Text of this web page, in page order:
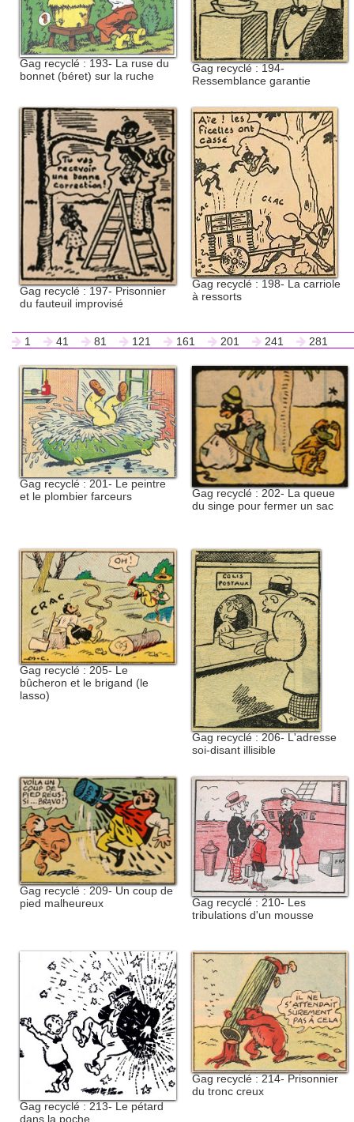
Gag recyclé : 193- La ruse du
bonnet (béret) sur la ruche
Gag recyclé : 194-
Ressemblance garantie
Gag recyclé : 197- Prisonnier
du fauteuil improvisé
Gag recyclé : 198- La carriole
à ressorts
1 41 81 121 161 201 241 281
Gag recyclé : 201- Le peintre
et le plombier farceurs
Gag recyclé : 202- La queue
du singe pour fermer un sac
Gag recyclé : 205- Le
bûcheron et le brigand (le
lasso)
Gag recyclé : 206- L'adresse
soi-disant illisible
Gag recyclé : 209- Un coup de
pied malheureux
Gag recyclé : 210- Les
tribulations d'un mousse
Gag recyclé : 213- Le pétard
dans la poche
Gag recyclé : 214- Prisonnier
du tronc creux